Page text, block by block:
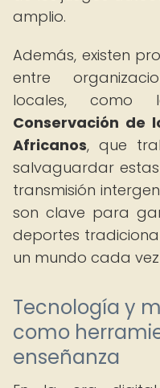
amplio.
Además, existen
entre
locales,
Conservación de
Africanos, que
salvaguardar
transmisión
son clave para
deportes
un mundo cada
Tecnología y
como
enseñanza